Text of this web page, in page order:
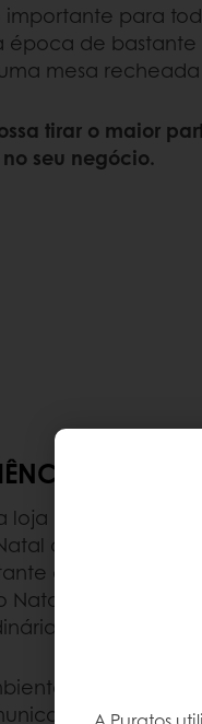
para
época de
mesa
tirar o maior
seu negócio.
loja ou na
deve estar
que crie um
aos seus
na sua loja.
natalício na
efetiva de